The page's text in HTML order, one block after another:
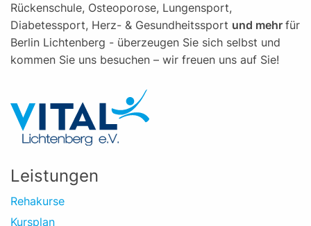
Rückenschule, Osteoporose, Lungensport,
Diabetessport, Herz- & Gesundheitssport und mehr für
Berlin Lichtenberg - überzeugen Sie sich selbst und
kommen Sie uns besuchen – wir freuen uns auf Sie!
Leistungen
Rehakurse
Kursplan